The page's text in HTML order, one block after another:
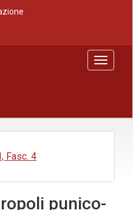
Toggle
Fasc. 4
punico-